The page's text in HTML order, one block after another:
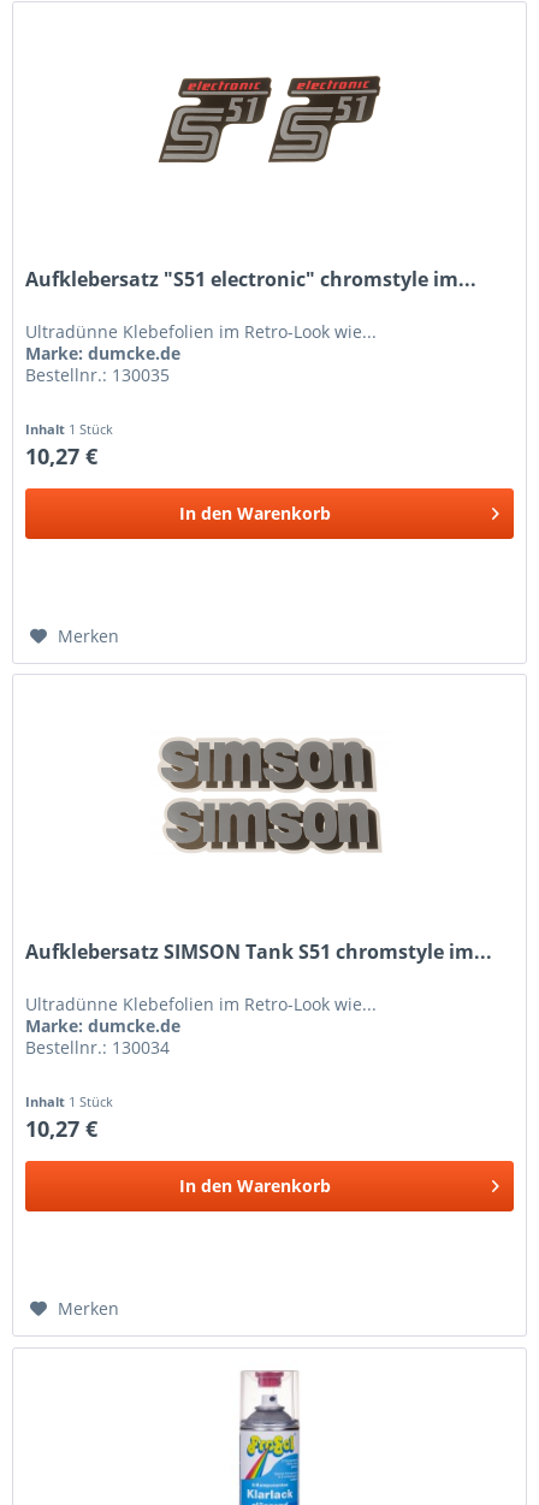
Aufklebersatz "S51 electronic" chromstyle im...
Ultradünne Klebefolien im Retro-Look wie...
Marke: dumcke.de
Bestellnr.: 130035
Inhalt 1 Stück
10,27 €
In den Warenkorb
Merken
Aufklebersatz SIMSON Tank S51 chromstyle im...
Ultradünne Klebefolien im Retro-Look wie...
Marke: dumcke.de
Bestellnr.: 130034
Inhalt 1 Stück
10,27 €
In den Warenkorb
Merken